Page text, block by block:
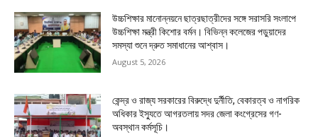
উচ্চশিক্ষার মানোন্নয়নে ছাত্রছাত্রীদের সঙ্গে সরাসরি সংলাপে
উচ্চশিক্ষা মন্ত্রী কিশোর বর্মন। বিভিন্ন কলেজের পড়ুয়াদের
সমস্যা শুনে দ্রুত সমাধানের আশ্বাস।
August 5, 2026
কেন্দ্র ও রাজ্য সরকারের বিরুদ্ধে দুর্নীতি, বেকারত্ব ও নাগরিক
অধিকার ইস্যুতে আগরতলায় সদর জেলা কংগ্রেসের গণ-
অবস্থান কর্মসূচি।